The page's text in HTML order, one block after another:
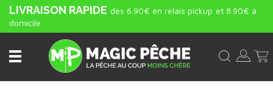
LIVRAISON RAPIDE dès 6.90€ en relais pickup et 8.90€ à
domicile